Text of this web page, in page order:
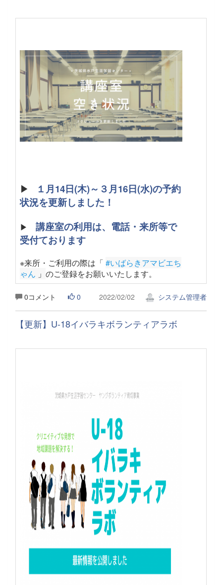
▶
１月14日(木)～３月16日(水)の予約
状況を更新しました！
▶ 講座室の利用は、電話・来所等で
受付ております
※来所・ご利用の際は「 #いばらきアマビエち
ゃん 」 のご登録をお願いいたします。
0コメント 0 2022/02/02 システム管理者
【更新】U-18イバラキボランティアラボ